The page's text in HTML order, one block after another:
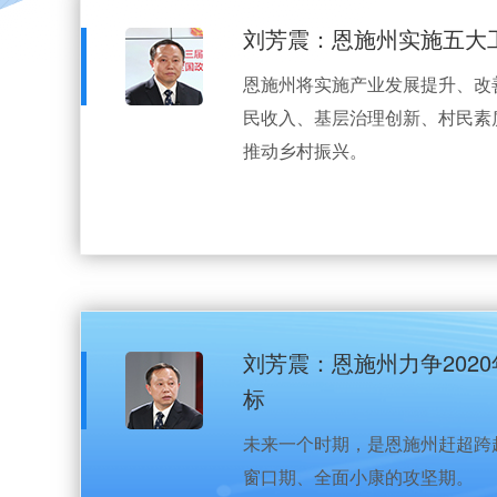
刘芳震：恩施州实施五大
恩施州将实施产业发展提升、
民收入、基层治理创新、村民
推动乡村振兴。
刘芳震：恩施州力争
标
未来一个时期，是恩施州赶超
窗口期、全面小康的攻坚期。